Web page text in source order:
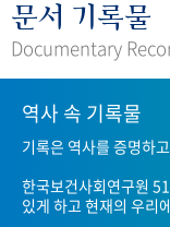
걸어온 길 기관 변천
연구 역사
정책과 연구 키워
문서 기록물
Documentary
역사 속 기록물
기록은 역사를 증명하
한국보건사회연구원
있게 하고 현재의 우리